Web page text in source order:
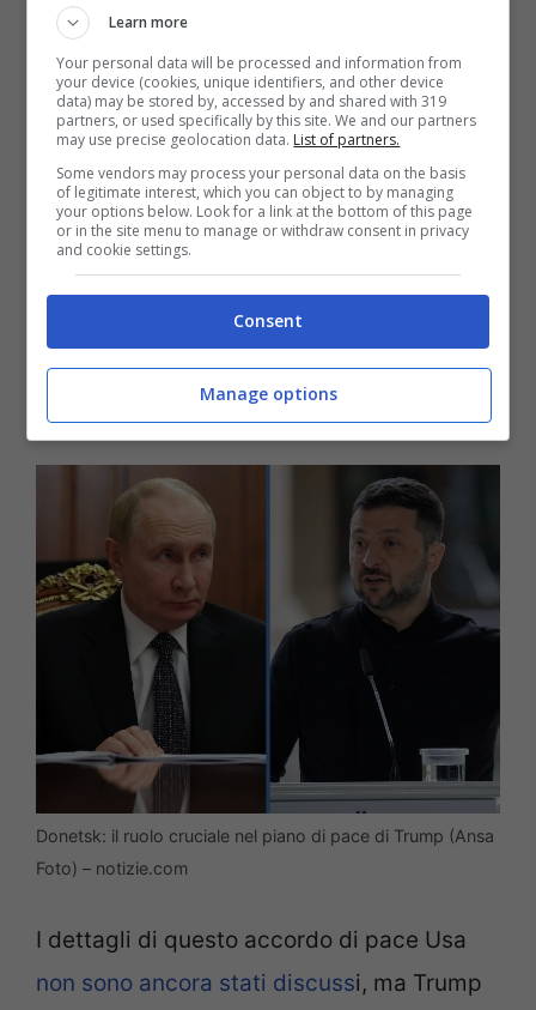
questo punto. Pensiamo che la fine sia
vicina”.
Ucraina e Russia restano distanti su
questioni cruciali, come legaranzie di
sicurezza e lacessione dei territori. Ad
oggi, Mosca controlla quasi tutta la
regione di Luhansk e circa il 75% del
Donetsk, le due regioni che insieme
formano il Donbas.
Donetsk: il ruolo cruciale nel piano di pace di Trump (Ansa
Foto) – notizie.com
I dettagli di questo accordo di pace Usa
non sono ancora stati discussi, ma Trump
Learn more
Your personal data will be processed and information from
your device (cookies, unique identifiers, and other device
data) may be stored by, accessed by and shared with 319
partners, or used specifically by this site. We and our partners
may use precise geolocation data. List of partners.
Some vendors may process your personal data on the basis
of legitimate interest, which you can object to by managing
your options below. Look for a link at the bottom of this page
or in the site menu to manage or withdraw consent in privacy
and cookie settings.
Consent
Manage options